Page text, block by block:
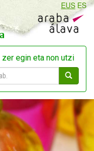
EUS ES
egin eta non utzi